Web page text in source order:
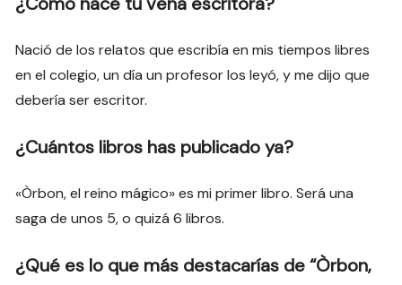
Nació de los relatos que escribía en mis tiempos libres
en el colegio, un día un profesor los leyó, y me dijo que
debería ser escritor.
¿Cuántos libros has publicado ya?
«Òrbon, el reino mágico» es mi primer libro. Será una
saga de unos 5, o quizá 6 libros.
¿Qué es lo que más destacarías de “Òrbon,